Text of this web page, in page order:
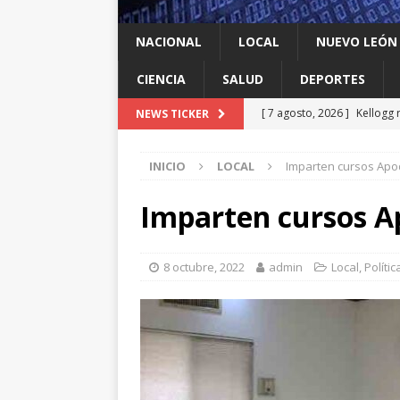
NACIONAL LOCAL NUEVO LEÓN
CIENCIA SALUD DEPORTES
NEWS TICKER [ 7 agosto, 2026 ] Kellogg
[ 7 agosto, 2026 ] Multan
infantil contra el gigante
NL
recomendación de la OMS
INICIO LOCAL Imparten cursos
Imparten cursos
8 octubre, 2022 admin Local,